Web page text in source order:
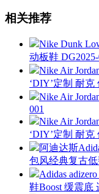
相关推荐
Nike Dunk
动板鞋
Nike Air
‘DIY’定制 耐克
Nike Air
001
Nike Air
‘DIY’定制 耐
阿迪达斯
包风经典复古
Adidas
鞋Boost 缓震底